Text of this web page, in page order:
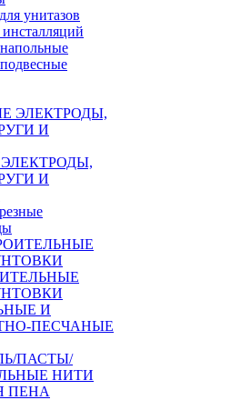
унитазов
И
И
ПЕСЧАНЫЕ
ПАСТЫ/
НИТИ
ПЕНА